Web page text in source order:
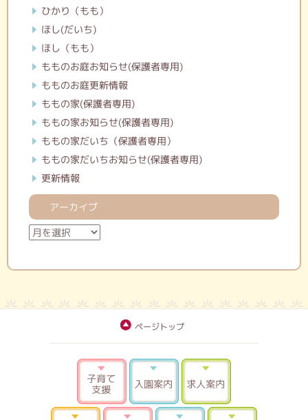
ひかり（もも）
ほし(だいち)
ほし（もも）
もものお庭お知らせ(保護者専用)
もものお庭更新情報
ももの家(保護者専用)
ももの家お知らせ(保護者専用)
ももの家だいち（保護者専用）
ももの家だいちお知らせ(保護者専用)
更新情報
アーカイブ
ア
カ
ブ
ページトップ
子育て支援入園案内
よくある質問お問合せ 資料請求
ブログ